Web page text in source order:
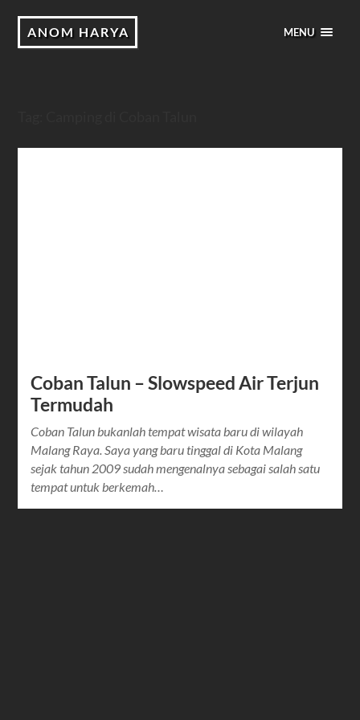
ANOM HARYA MENU
Coban Talun – Slowspeed Air Terjun
Termudah
Coban Talun bukanlah tempat wisata baru di wilayah
Malang Raya. Saya yang baru tinggal di Kota Malang
sejak tahun 2009 sudah mengenalnya sebagai salah satu
tempat untuk berkemah…